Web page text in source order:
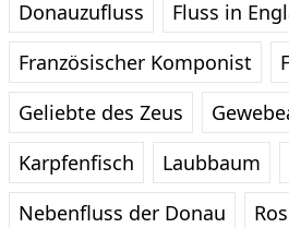
Donauzufluss
Fluss in
Französischer Komponist
Geliebte des Zeus
Karpfenfisch
Laubbaum
Nebenfluss der Donau